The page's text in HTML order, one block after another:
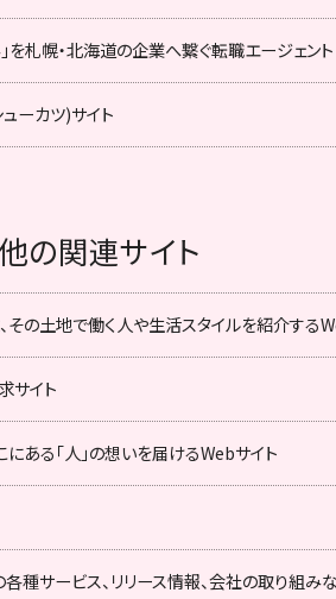
」を札幌・北海道の企業へ繋ぐ転職エージェント
ーカツ)サイト
の関連サイト
の土地で働く人や生活スタイルを紹介する
サイト
ある「人」の想いを届けるWebサイト
種サービス、リリース情報、会社の取り組み